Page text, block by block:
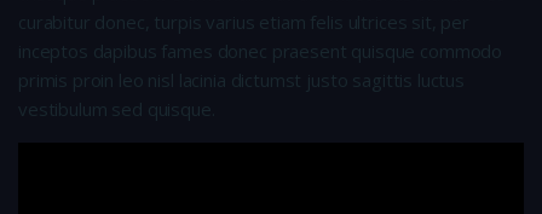
curabitur donec, turpis varius etiam felis ultrices sit, per
inceptos dapibus fames donec praesent quisque commodo
primis proin leo nisl lacinia dictumst justo sagittis luctus
vestibulum sed quisque.